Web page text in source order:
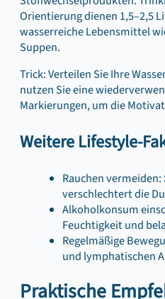
Orientierung dienen 1,5–2,5
wasserreiche Lebensmittel
Suppen.
Trick: Verteilen Sie Ihre
nutzen Sie eine
Markierungen, um die
Weitere Lifestyle-
Rauchen
verschlechtert die
Alkoholkonsum
Feuchtigkeit und
Regelmäßige
und lymphatischen
Praktische